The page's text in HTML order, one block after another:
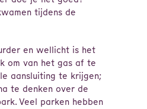
tijdens de
en wellicht is het
om van het gas af te
aansluiting te krijgen;
te denken over de
Veel parken hebben